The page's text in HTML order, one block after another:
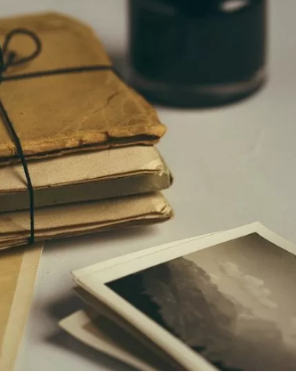
Аудіо / відео / фото